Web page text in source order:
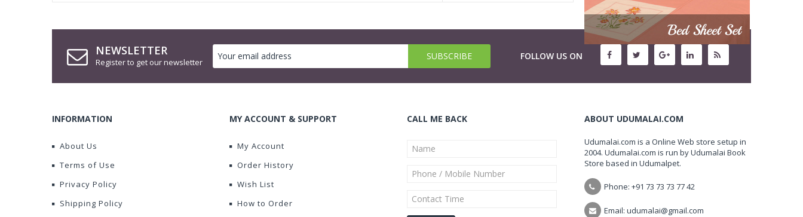
NEWSLETTER
Register to get our newsletter
FOLLOW US ON
INFORMATION
About Us
Terms of Use
Privacy Policy
Shipping Policy
MY ACCOUNT & SUPPORT
My Account
Order History
Wish List
How to Order
CALL ME BACK ABOUT UDUMALAI.COM
Udumalai.com is a Online Web store setup in
2004. Udumalai.com is run by Udumalai Book
Store based in Udumalpet.
Phone: +91 73 73 73 77 42
Email: udumalai@gmail.com